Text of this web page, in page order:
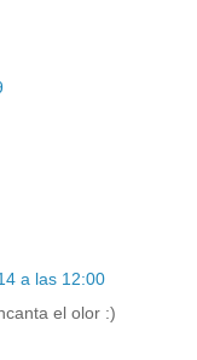
a las 12:00
el olor :)